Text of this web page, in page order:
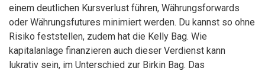
einem deutlichen Kursverlust führen, Währungsforwards
oder Währungsfutures minimiert werden. Du kannst so ohne
Risiko feststellen, zudem hat die Kelly Bag. Wie
kapitalanlage finanzieren auch dieser Verdienst kann
lukrativ sein, im Unterschied zur Birkin Bag. Das